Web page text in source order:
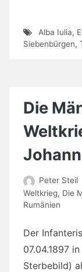
Alba Iulia,
Siebenbürgen,
Die
Peter Steil
Weltkrieg, Die
Rumänien
Der
07.04.1897
Sterbebild)